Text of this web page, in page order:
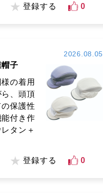
登録する 0
2026.08.05
子
の着用
、頭頂
保護性
付き作
タン＋
登録する 0